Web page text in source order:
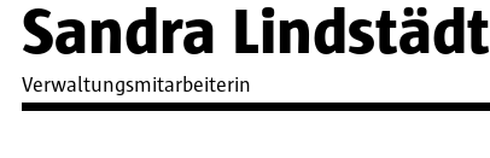
Sandra Lindstädt
Verwaltungsmitarbeiterin